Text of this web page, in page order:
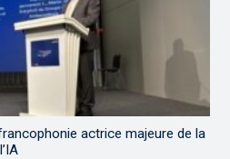
actrice majeure de la